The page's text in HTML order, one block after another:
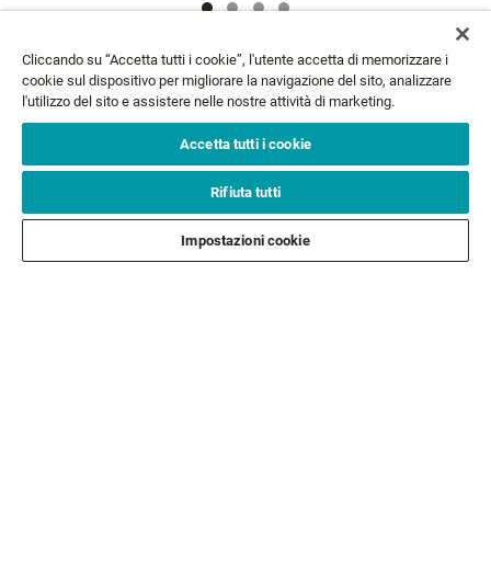
NEWSLETTER
ASSISTENZA CLIENTI
Cliccando su “Accetta tutti i cookie”, l'utente accetta di memorizzare i
cookie sul dispositivo per migliorare la navigazione del sito, analizzare
l'utilizzo del sito e assistere nelle nostre attività di marketing.
Accetta tutti i cookie
Rifiuta tutti
Impostazioni cookie